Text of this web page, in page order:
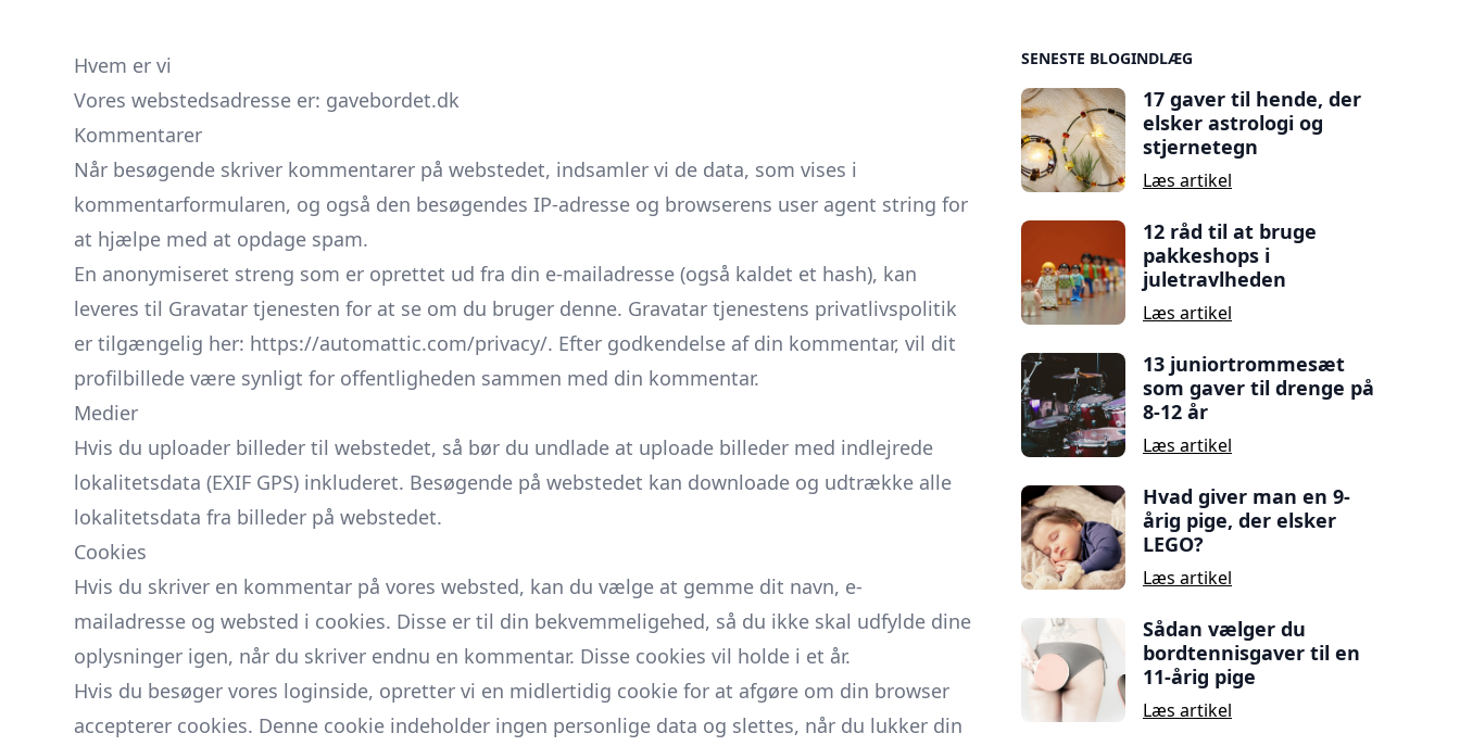
Hvem er vi
Vores webstedsadresse er: gavebordet.dk
Kommentarer
Når besøgende skriver kommentarer på webstedet, indsamler vi de data, som vises i
kommentarformularen, og også den besøgendes IP-adresse og browserens user agent string for
at hjælpe med at opdage spam.
En anonymiseret streng som er oprettet ud fra din e-mailadresse (også kaldet et hash), kan
leveres til Gravatar tjenesten for at se om du bruger denne. Gravatar tjenestens privatlivspolitik
er tilgængelig her: https://automattic.com/privacy/. Efter godkendelse af din kommentar, vil dit
profilbillede være synligt for offentligheden sammen med din kommentar.
Medier
Hvis du uploader billeder til webstedet, så bør du undlade at uploade billeder med indlejrede
lokalitetsdata (EXIF GPS) inkluderet. Besøgende på webstedet kan downloade og udtrække alle
lokalitetsdata fra billeder på webstedet.
Cookies
Hvis du skriver en kommentar på vores websted, kan du vælge at gemme dit navn, e-
mailadresse og websted i cookies. Disse er til din bekvemmeligehed, så du ikke skal udfylde dine
oplysninger igen, når du skriver endnu en kommentar. Disse cookies vil holde i et år.
Hvis du besøger vores loginside, opretter vi en midlertidig cookie for at afgøre om din browser
accepterer cookies. Denne cookie indeholder ingen personlige data og slettes, når du lukker din
Sidebar
SENESTE BLOGINDLÆG
17 gaver til hende, der
elsker astrologi og
stjernetegn
Læs artikel
12 råd til at bruge
pakkeshops i
juletravlheden
Læs artikel
13 juniortrommesæt
som gaver til drenge på
8-12 år
Læs artikel
Hvad giver man en 9-
årig pige, der elsker
LEGO?
Læs artikel
Sådan vælger du
bordtennisgaver til en
11-årig pige
Læs artikel